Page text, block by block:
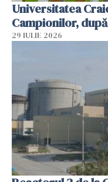
Universitatea
Campionilor,
29 IULIE 2026